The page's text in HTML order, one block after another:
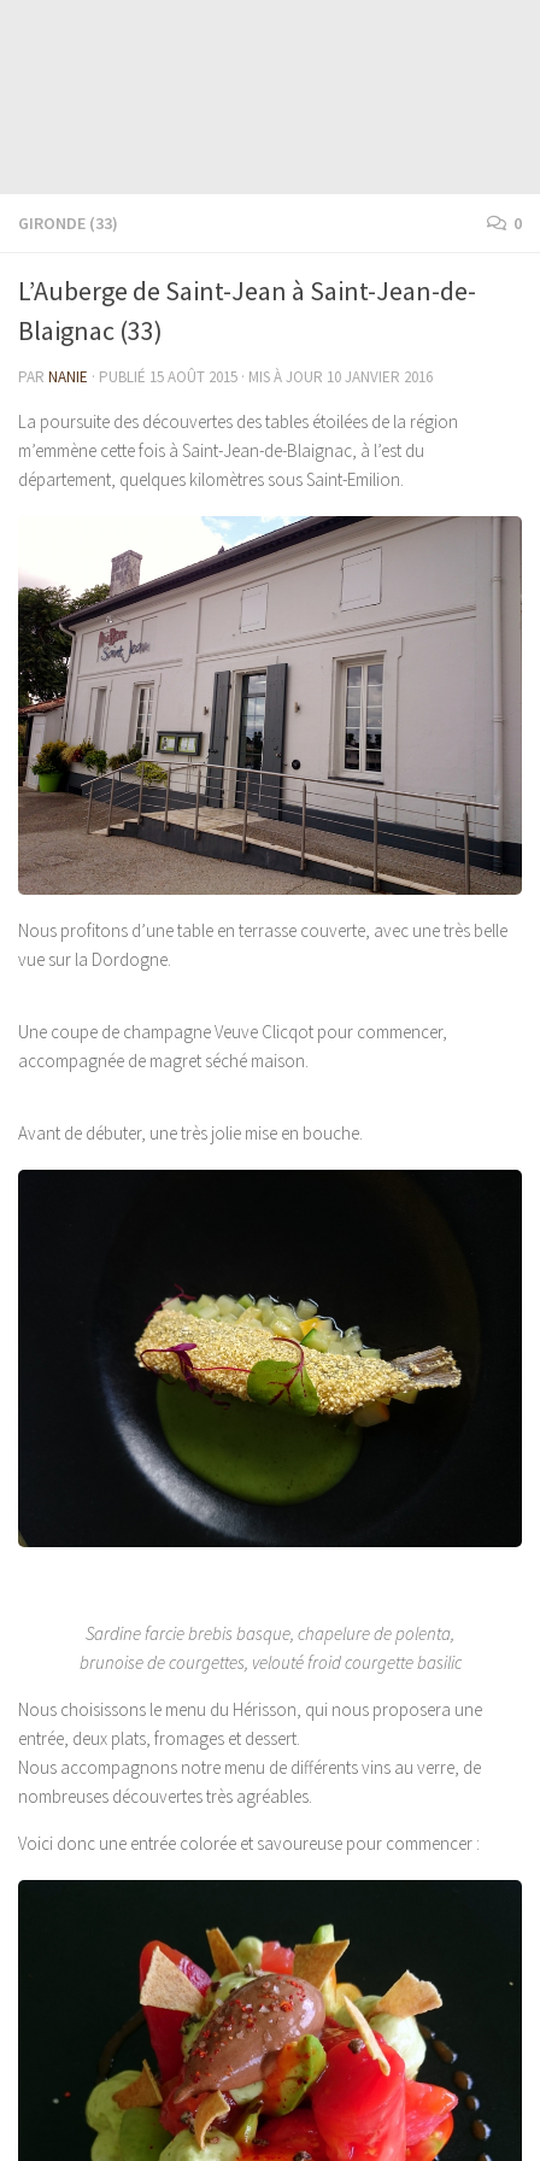
GIRONDE (33) 0
L’Auberge de Saint-Jean à Saint-Jean-de-
Blaignac (33)
PAR NANIE · PUBLIÉ 15 AOÛT 2015 · MIS À JOUR 10 JANVIER 2016
La poursuite des découvertes des tables étoilées de la région
m’emmène cette fois à Saint-Jean-de-Blaignac, à l’est du
département, quelques kilomètres sous Saint-Emilion.
Nous profitons d’une table en terrasse couverte, avec une très belle
vue sur la Dordogne.
Une coupe de champagne Veuve Clicqot pour commencer,
accompagnée de magret séché maison.
Avant de débuter, une très jolie mise en bouche.
Sardine farcie brebis basque, chapelure de polenta,
brunoise de courgettes, velouté froid courgette basilic
Nous choisissons le menu du Hérisson, qui nous proposera une
entrée, deux plats, fromages et dessert.
Nous accompagnons notre menu de différents vins au verre, de
nombreuses découvertes très agréables.
Voici donc une entrée colorée et savoureuse pour commencer :